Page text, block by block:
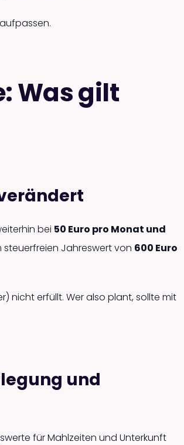
Was gilt
bei 50 Euro pro Monat und
steuerfreien Jahreswert von 600 Euro
nicht erfüllt. Wer also plant, sollte mit
und
für Mahlzeiten und Unterkunft